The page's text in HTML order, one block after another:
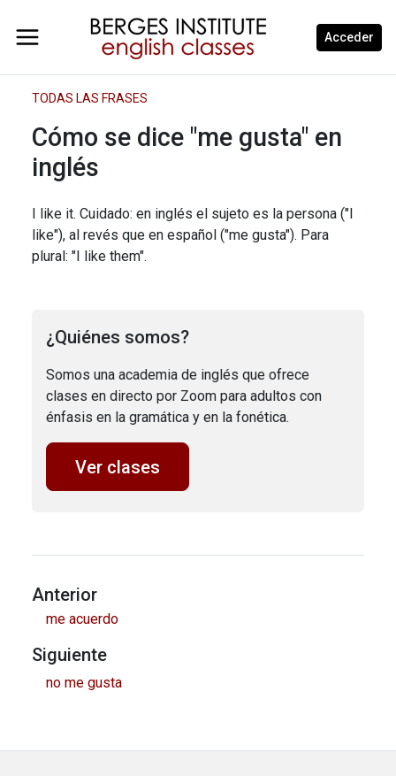
Acceder
TODAS LAS FRASES
Cómo se dice "me gusta" en
inglés
I like it. Cuidado: en inglés el sujeto es la persona ("I
like"), al revés que en español ("me gusta"). Para
plural: "I like them".
¿Quiénes somos?
Somos una academia de inglés que ofrece
clases en directo por Zoom para adultos con
énfasis en la gramática y en la fonética.
Ver clases
Anterior
me acuerdo
Siguiente
no me gusta